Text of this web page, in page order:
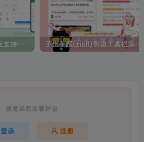
宝塔8.0.6 企业版开心版支持最新升级【一键脚本】 子比主题(zibll)侧边工具栏添加人生倒计时美化
请登录后发表评论
登录 注册